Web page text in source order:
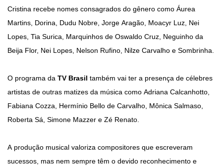
Cristina recebe nomes consagrados do gênero como Áurea
Martins, Dorina, Dudu Nobre, Jorge Aragão, Moacyr Luz, Nei
Lopes, Tia Surica, Marquinhos de Oswaldo Cruz, Neguinho da
Beija Flor, Nei Lopes, Nelson Rufino, Nilze Carvalho e Sombrinha.
O programa da TV Brasil também vai ter a presença de célebres
artistas de outras matizes da música como Adriana Calcanhotto,
Fabiana Cozza, Hermínio Bello de Carvalho, Mônica Salmaso,
Roberta Sá, Simone Mazzer e Zé Renato.
A produção musical valoriza compositores que escreveram
sucessos, mas nem sempre têm o devido reconhecimento e